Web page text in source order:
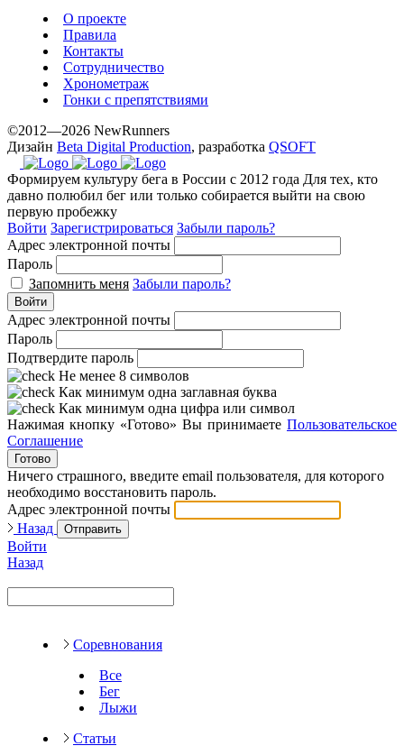
О проекте
Правила
Контакты
Сотрудничество
Хронометраж
Гонки с препятствиями
©2012—2026 NewRunners
Дизайн Beta Digital Production, разработка QSOFT
Формируем культуру бега в России с 2012 года Для тех, кто
давно полюбил бег или только собирается выйти на свою
первую пробежку
Войти Зарегистрироваться Забыли пароль?
Адрес электронной почты
Пароль
Запомнить меня Забыли пароль?
Войти
Адрес электронной почты
Пароль
Подтвердите пароль
Не менее 8 символов
Как минимум одна заглавная буква
Как минимум одна цифра или символ
Нажимая кнопку «Готово» Вы принимаете Пользовательское
Соглашение
Готово
Ничего страшного, введите email пользователя, для которого
необходимо восстановить пароль.
Адрес электронной почты
Назад
Отправить
Войти
Назад
Соревнования
Все
Бег
Лыжи
Статьи